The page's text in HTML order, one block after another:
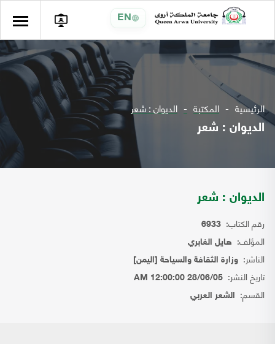
EN
الرئيسية المكتبة الديوان : شعر
الديوان : شعر
الديوان : شعر
رقم الكتاب: 6933
المؤلف: هايل الغابري
الناشر: وزارة الثقافة والسياحة [اليمن]
تاريخ النشر: 28/06/05 12:00:00 AM
القسم: الشعر العربي